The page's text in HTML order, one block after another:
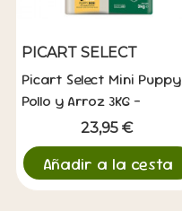
PICART SELECT
Picart Select Mini Puppy
Pollo y Arroz 3KG -
Alimento para Cachorros
23,95 €
Añadir a la cesta